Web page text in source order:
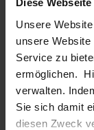
Diese
Unsere
unsere
Service zu
ermöglichen.
verwalten.
Sie sich damit
diesen Zweck
Codage selon EN
14119:
Forme du boîtier: